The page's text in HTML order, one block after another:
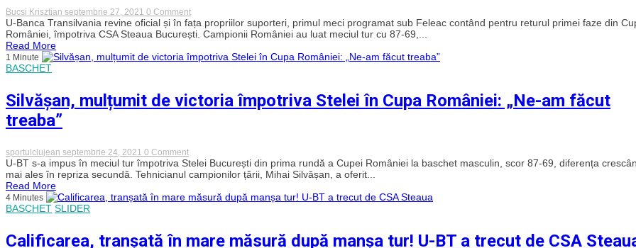
de
clujeni
împotriva
Stelei
Bucsi Krisztian septembrie 27, 2021 0 Commenton
U-
BT
are
îndeplinit
Steaua
în
au
pierdut
un
de
U-Banca Transilvania revine oficial și în fața propriilor suporteri, primul meci programat sub Feleac contând pentru returul primei faze din
României, împotriva CSA Steaua București. Campionii României au luat meciul tur cu 87-69,...
Read More
1 Minute
BASCHET
Silvășan, mulțumit de victoria împotriva Stelei în Cupa României: „Ne-am făcut
treaba”
sportulclujean septembrie 24, 2021 0 Commenton
Silvășan,
mulțumit
de
împotriva
României:
U-BT s-a impus în meciul tur împotriva Stelei București din prima rundă a Cupei României la baschet masculin, scor 87-69, diferența
mai ales în repriza secundă. Tehnicianul campionilor țării, Mihai Silvășan, a oferit...
Read More
4 Minutes
BASCHET SLIDER
Calificarea, tranșată în mare măsură după manșa tur! U-BT a trecut de CSA